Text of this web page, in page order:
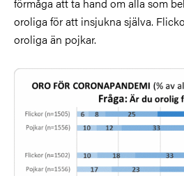
förmåga att ta hand om alla som
oroliga för att insjukna själva.
oroliga än pojkar.